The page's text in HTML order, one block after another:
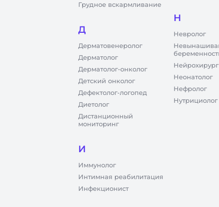
Грудное вскармливание
Д
Дерматовенеролог
Дерматолог
Дерматолог-онколог
Детский онколог
Дефектолог-логопед
Диетолог
Дистанционный
мониторинг
И
Иммунолог
Интимная реабилитация
Инфекционист
Н
Невролог
Нейрохирург
Неонатолог
Нефролог
Нутрициолог